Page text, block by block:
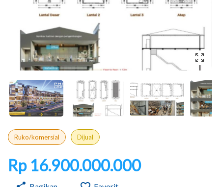
Ruko/komersial Dijual
Rp 16.900.000.000